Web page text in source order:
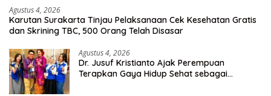
Agustus 4, 2026
Karutan Surakarta Tinjau Pelaksanaan Cek Kesehatan Gratis
dan Skrining TBC, 500 Orang Telah Disasar
Agustus 4, 2026
Dr. Jusuf Kristianto Ajak Perempuan
Terapkan Gaya Hidup Sehat sebagai